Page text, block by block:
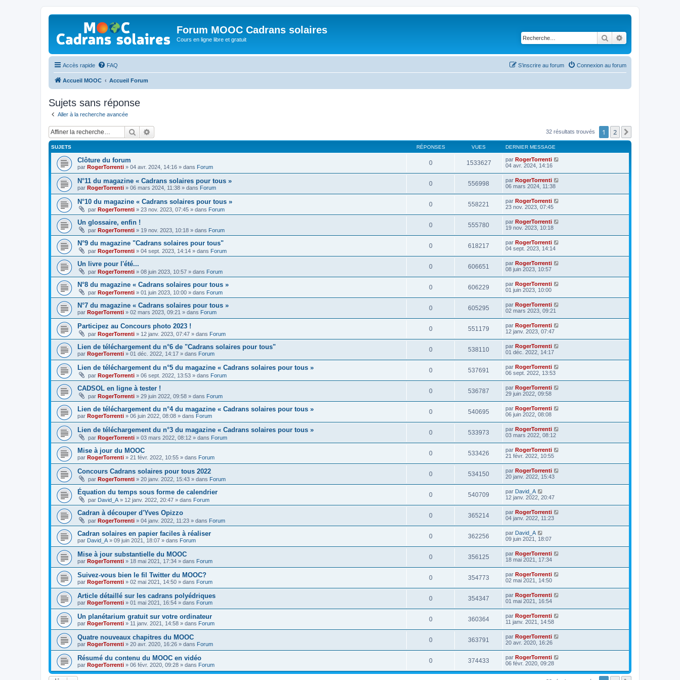
Forum MOOC Cadrans solaires
Cours en ligne libre et gratuit Rechercher
Accès rapide FAQ Connexion au forum
S’inscrire au forum
Accueil MOOC Accueil Forum
Sujets sans réponse
Aller à la recherche avancée
Rechercher 32 résultats trouvés 1 2
SUJETS RÉPONSES VUES DERNIER MESSAGE
Clôture du forum
par RogerTorrenti » 04 avr. 2024, 14:16 » dans Forum
0 1533627 par RogerTorrenti
04 avr. 2024, 14:16
N°11 du magazine « Cadrans solaires pour tous »
par RogerTorrenti » 06 mars 2024, 11:38 » dans Forum
0 556998 par RogerTorrenti
06 mars 2024, 11:38
N°10 du magazine « Cadrans solaires pour tous »
par RogerTorrenti » 23 nov. 2023, 07:45 » dans Forum
0 558221 par RogerTorrenti
23 nov. 2023, 07:45
Un glossaire, enfin !
par RogerTorrenti » 19 nov. 2023, 10:18 » dans Forum
0 555780 par RogerTorrenti
19 nov. 2023, 10:18
N°9 du magazine "Cadrans solaires pour tous"
par RogerTorrenti » 04 sept. 2023, 14:14 » dans Forum
0 618217 par RogerTorrenti
04 sept. 2023, 14:14
Un livre pour l'été...
par RogerTorrenti » 08 juin 2023, 10:57 » dans Forum
0 606651 par RogerTorrenti
08 juin 2023, 10:57
N°8 du magazine « Cadrans solaires pour tous »
par RogerTorrenti » 01 juin 2023, 10:00 » dans Forum
0 606229 par RogerTorrenti
01 juin 2023, 10:00
N°7 du magazine « Cadrans solaires pour tous »
par RogerTorrenti » 02 mars 2023, 09:21 » dans Forum
0 605295 par RogerTorrenti
02 mars 2023, 09:21
Participez au Concours photo 2023 !
par RogerTorrenti » 12 janv. 2023, 07:47 » dans Forum
0 551179 par RogerTorrenti
12 janv. 2023, 07:47
Lien de téléchargement du n°6 de "Cadrans solaires pour tous"
par RogerTorrenti » 01 déc. 2022, 14:17 » dans Forum
0 538110 par RogerTorrenti
01 déc. 2022, 14:17
Lien de téléchargement du n°5 du magazine « Cadrans solaires pour tous »
par RogerTorrenti » 06 sept. 2022, 13:53 » dans Forum
0 537691 par RogerTorrenti
06 sept. 2022, 13:53
CADSOL en ligne à tester !
par RogerTorrenti » 29 juin 2022, 09:58 » dans Forum
0 536787 par RogerTorrenti
29 juin 2022, 09:58
Lien de téléchargement du n°4 du magazine « Cadrans solaires pour tous »
par RogerTorrenti » 06 juin 2022, 08:08 » dans Forum
0 540695 par RogerTorrenti
06 juin 2022, 08:08
Lien de téléchargement du n°3 du magazine « Cadrans solaires pour tous »
par RogerTorrenti » 03 mars 2022, 08:12 » dans Forum
0 533973 par RogerTorrenti
03 mars 2022, 08:12
Mise à jour du MOOC
par RogerTorrenti » 21 févr. 2022, 10:55 » dans Forum
0 533426 par RogerTorrenti
21 févr. 2022, 10:55
Concours Cadrans solaires pour tous 2022
par RogerTorrenti » 20 janv. 2022, 15:43 » dans Forum
0 534150 par RogerTorrenti
20 janv. 2022, 15:43
Équation du temps sous forme de calendrier
par David_A » 12 janv. 2022, 20:47 » dans Forum
0 540709 par David_A
12 janv. 2022, 20:47
Cadran à découper d'Yves Opizzo
par RogerTorrenti » 04 janv. 2022, 11:23 » dans Forum
0 365214 par RogerTorrenti
04 janv. 2022, 11:23
Cadran solaires en papier faciles à réaliser
par David_A » 09 juin 2021, 18:07 » dans Forum
0 362256 par David_A
09 juin 2021, 18:07
Mise à jour substantielle du MOOC
par RogerTorrenti » 18 mai 2021, 17:34 » dans Forum
0 356125 par RogerTorrenti
18 mai 2021, 17:34
Suivez-vous bien le fil Twitter du MOOC?
par RogerTorrenti » 02 mai 2021, 14:50 » dans Forum
0 354773 par RogerTorrenti
02 mai 2021, 14:50
Article détaillé sur les cadrans polyédriques
par RogerTorrenti » 01 mai 2021, 16:54 » dans Forum
0 354347 par RogerTorrenti
01 mai 2021, 16:54
Un planétarium gratuit sur votre ordinateur
par RogerTorrenti » 11 janv. 2021, 14:58 » dans Forum
0 360364 par RogerTorrenti
11 janv. 2021, 14:58
Quatre nouveaux chapitres du MOOC
par RogerTorrenti » 20 avr. 2020, 16:26 » dans Forum
0 363791 par RogerTorrenti
20 avr. 2020, 16:26
Résumé du contenu du MOOC en vidéo
par RogerTorrenti » 06 févr. 2020, 09:28 » dans Forum
0 374433 par RogerTorrenti
06 févr. 2020, 09:28